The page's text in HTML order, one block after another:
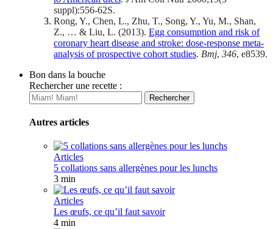
suppl):556-62S.
Rong, Y., Chen, L., Zhu, T., Song, Y., Yu, M., Shan,
Z., … & Liu, L. (2013). Egg consumption and risk of
coronary heart disease and stroke: dose-response meta-
analysis of prospective cohort studies. Bmj, 346, e8539.
Bon dans la bouche
Rechercher une recette :
Autres articles
Articles
5 collations sans allergènes pour les lunchs
3 min
Articles
Les œufs, ce qu’il faut savoir
4 min